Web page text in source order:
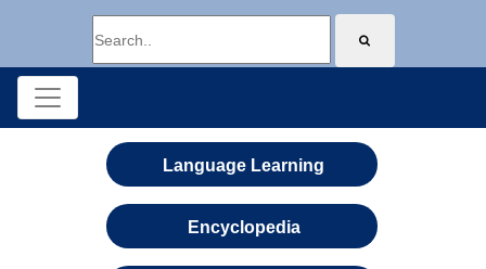
Language Learning
Encyclopedia